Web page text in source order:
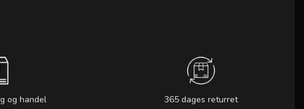
og handel 365 dages returret